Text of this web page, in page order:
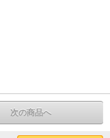
次の商品へ